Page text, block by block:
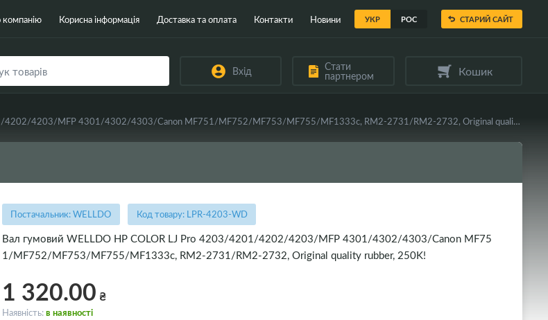
УКР РОС
Корисна інформація Доставка та оплата Контакти Новини СТАРИЙ САЙТ
Вхід Стати
партнером Кошик
Вал гумовий WELLDO HP COLOR LJ Pro 4203/4201/4202/4203/MFP 4301/4302/4303/Canon MF751/MF752/MF753/MF755/MF1333c, RM2-2731/RM2-2732, Original quality rubber, 250K!
Постачальник: WELLDO Код товару: LPR-4203-WD
Вал гумовий WELLDO HP COLOR LJ Pro 4203/4201/4202/4203/MFP 4301/4302/4303/Canon MF75
1/MF752/MF753/MF755/MF1333c, RM2-2731/RM2-2732, Original quality rubber, 250K!
1 320.00 ₴
Наявність:в наявності